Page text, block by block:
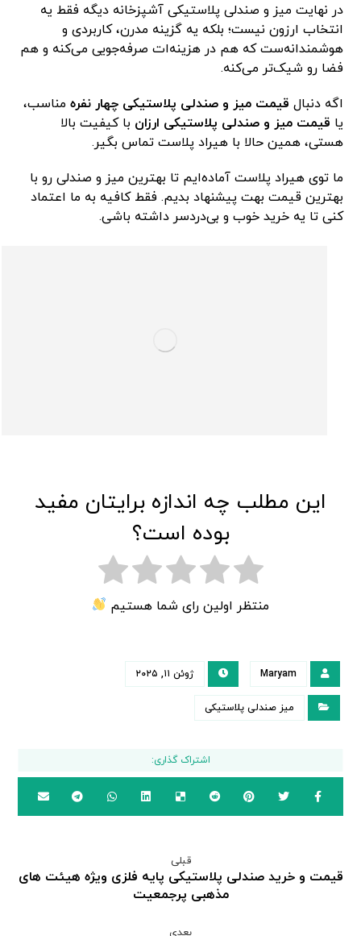
در نهایت میز و صندلی پلاستیکی آشپزخانه دیگه فقط یه
انتخاب ارزون نیست؛ بلکه یه گزینه مدرن، کاربردی و
هوشمندانه‌ست که هم در هزینه‌ات صرفه‌جویی می‌کنه و هم
فضا رو شیک‌تر می‌کنه.
اگه دنبال قیمت میز و صندلی پلاستیکی چهار نفره مناسب،
یا قیمت میز و صندلی پلاستیکی ارزان با کیفیت بالا
هستی، همین حالا با هیراد پلاست تماس بگیر.
ما توی هیراد پلاست آماده‌ایم تا بهترین میز و صندلی رو با
بهترین قیمت بهت پیشنهاد بدیم. فقط کافیه به ما اعتماد
کنی تا یه خرید خوب و بی‌دردسر داشته باشی.
این مطلب چه اندازه برایتان مفید
بوده است؟
منتظر اولین رای شما هستیم
Maryam ژوئن ۱۱, ۲۰۲۵
میز صندلی پلاستیکی
قبلی
قیمت و خرید صندلی پلاستیکی پایه فلزی ویژه هیئت های
مذهبی پرجمعیت
بعدی